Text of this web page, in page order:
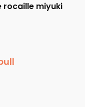
rocaille miyuki